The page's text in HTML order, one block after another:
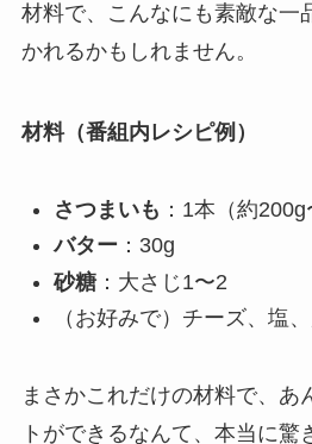
材料で、こんなにも素敵な一
かれるかもしれません。
材料（番組内レシピ例）
さつまいも ：1本（約200g
バター ：30g
砂糖：大さじ1〜2
（お好みで）チーズ、塩
まさかこれだけの材料で、あ
トができるなんて、本当に驚